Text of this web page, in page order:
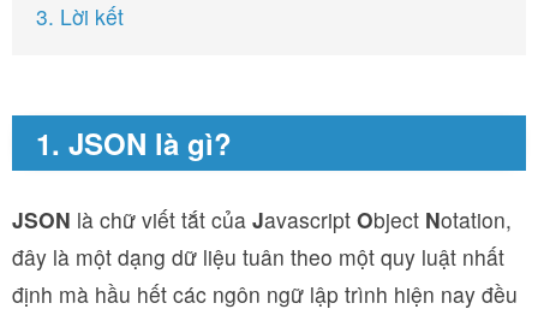
3. Lời kết
1. JSON là gì?
JSON là chữ viết tắt của Javascript Object Notation,
đây là một dạng dữ liệu tuân theo một quy luật nhất
định mà hầu hết các ngôn ngữ lập trình hiện nay đều